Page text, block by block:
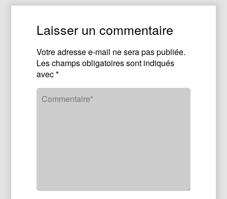
Laisser un commentaire
Votre adresse e-mail ne sera pas publiée.
Les champs obligatoires sont indiqués
avec*